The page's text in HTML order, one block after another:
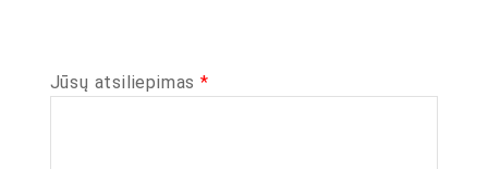
Jūsų atsiliepimas *